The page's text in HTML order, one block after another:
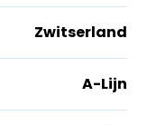
Zwitserland
A-Lijn